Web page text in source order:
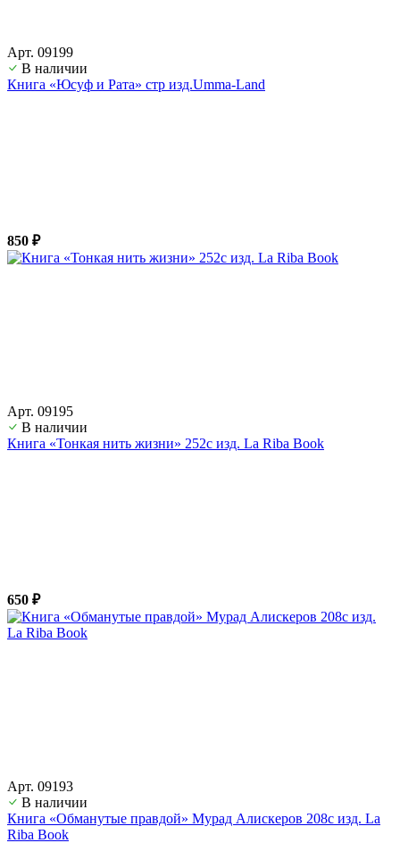
Арт. 09199
В наличии
Книга «Юсуф и Рата» стр изд.Umma-Land
850 ₽
Арт. 09195
В наличии
Книга «Тонкая нить жизни» 252с изд. La Riba Book
650 ₽
Арт. 09193
В наличии
Книга «Обманутые правдой» Мурад Алискеров 208с изд. La
Riba Book